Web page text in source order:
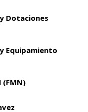
Dotaciones
Equipamiento
(FMN)